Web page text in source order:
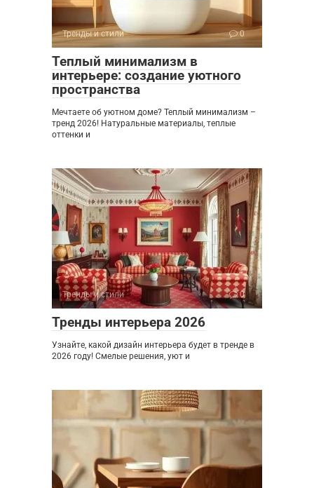
Тренды и стили 0
Теплый минимализм в
интерьере: создание уютного
пространства
Мечтаете об уютном доме? Теплый минимализм –
тренд 2026! Натуральные материалы, теплые
оттенки и
Тренды и стили 0
Тренды интерьера 2026
Узнайте, какой дизайн интерьера будет в тренде в
2026 году! Смелые решения, уют и